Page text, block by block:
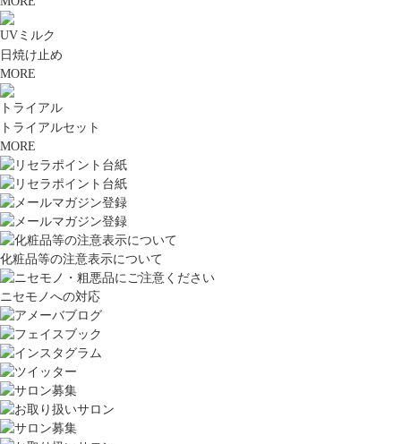
UVミルク
日焼け止め
MORE
トライアル
トライアルセット
MORE
化粧品等の注意表示について
ニセモノへの対応